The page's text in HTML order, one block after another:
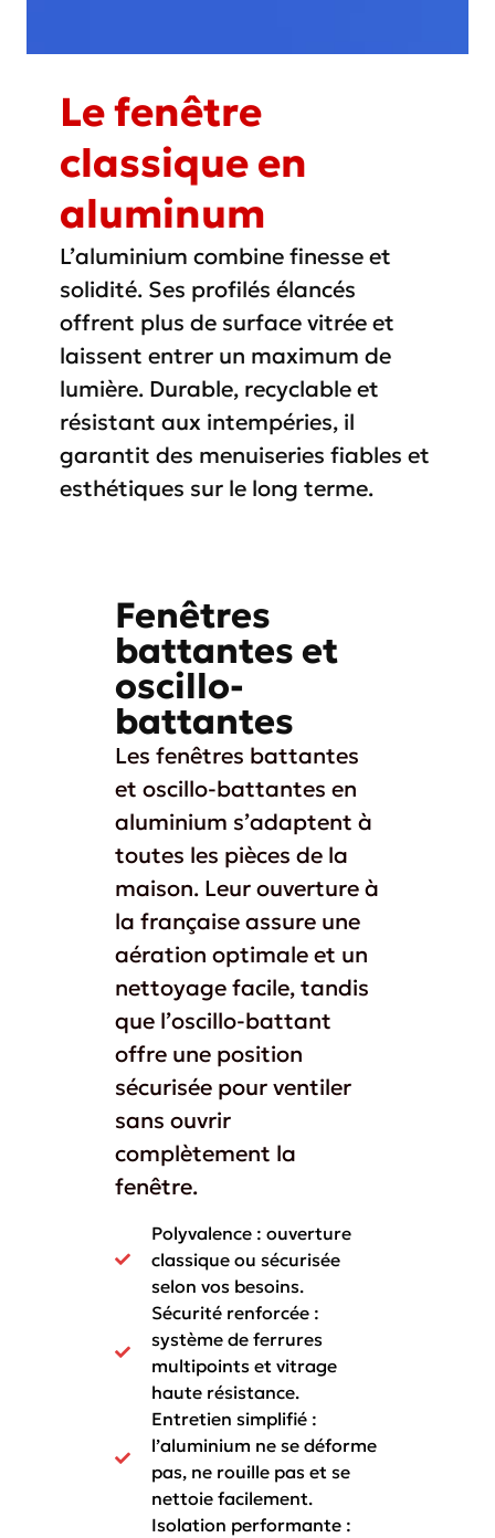
Le fenêtre
classique en
aluminum
L’aluminium combine finesse et
solidité. Ses profilés élancés
offrent plus de surface vitrée et
laissent entrer un maximum de
lumière. Durable, recyclable et
résistant aux intempéries, il
garantit des menuiseries fiables et
esthétiques sur le long terme.
Fenêtres
battantes et
oscillo-
battantes
Les fenêtres battantes
et oscillo-battantes en
aluminium s’adaptent à
toutes les pièces de la
maison. Leur ouverture à
la française assure une
aération optimale et un
nettoyage facile, tandis
que l’oscillo-battant
offre une position
sécurisée pour ventiler
sans ouvrir
complètement la
fenêtre.
Polyvalence : ouverture
classique ou sécurisée
selon vos besoins.
Sécurité renforcée :
système de ferrures
multipoints et vitrage
haute résistance.
Entretien simplifié :
l’aluminium ne se déforme
pas, ne rouille pas et se
nettoie facilement.
Isolation performante :